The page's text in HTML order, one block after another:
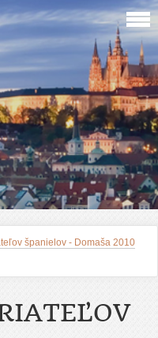
španielov - Domaša 2010